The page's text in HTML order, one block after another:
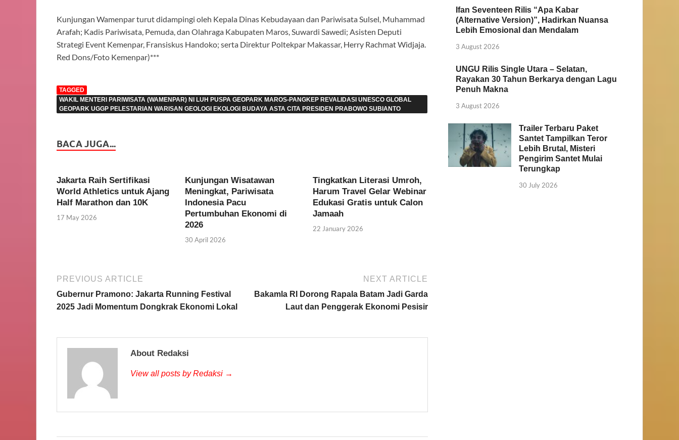
Kunjungan Wamenpar turut didampingi oleh Kepala Dinas Kebudayaan dan Pariwisata Sulsel, Muhammad
Arafah; Kadis Pariwisata, Pemuda, dan Olahraga Kabupaten Maros, Suwardi Sawedi; Asisten Deputi
Strategi Event Kemenpar, Fransiskus Handoko; serta Direktur Poltekpar Makassar, Herry Rachmat Widjaja.
Red Dons/Foto Kemenpar)***
TAGGED
WAKIL MENTERI PARIWISATA (WAMENPAR) NI LUH PUSPA GEOPARK MAROS-PANGKEP REVALIDASI UNESCO GLOBAL
GEOPARK UGGP PELESTARIAN WARISAN GEOLOGI EKOLOGI BUDAYA ASTA CITA PRESIDEN PRABOWO SUBIANTO
BACA JUGA...
Jakarta Raih Sertifikasi
World Athletics untuk Ajang
Half Marathon dan 10K
17 May 2026
Kunjungan Wisatawan
Meningkat, Pariwisata
Indonesia Pacu
Pertumbuhan Ekonomi di
2026
30 April 2026
Tingkatkan Literasi Umroh,
Harum Travel Gelar Webinar
Edukasi Gratis untuk Calon
Jamaah
22 January 2026
PREVIOUS ARTICLE
Gubernur Pramono: Jakarta Running Festival
2025 Jadi Momentum Dongkrak Ekonomi Lokal
NEXT ARTICLE
Bakamla RI Dorong Rapala Batam Jadi Garda
Laut dan Penggerak Ekonomi Pesisir
About Redaksi
View all posts by Redaksi →
Ifan Seventeen Rilis “Apa Kabar
(Alternative Version)”, Hadirkan Nuansa
Lebih Emosional dan Mendalam
3 August 2026
UNGU Rilis Single Utara – Selatan,
Rayakan 30 Tahun Berkarya dengan Lagu
Penuh Makna
3 August 2026
Trailer Terbaru Paket
Santet Tampilkan Teror
Lebih Brutal, Misteri
Pengirim Santet Mulai
Terungkap
30 July 2026